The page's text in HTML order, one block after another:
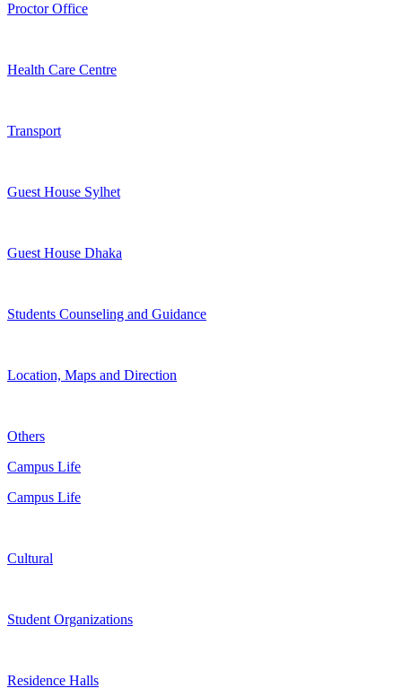
Proctor Office
Health Care Centre
Transport
Guest House Sylhet
Guest House Dhaka
Students Counseling and Guidance
Location, Maps and Direction
Others
Campus Life
Campus Life
Cultural
Student Organizations
Residence Halls